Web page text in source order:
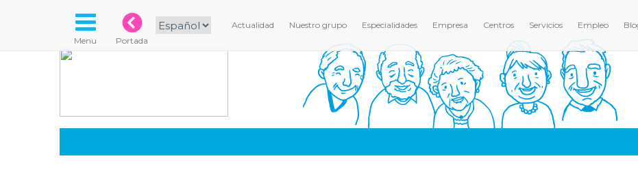
Actualidad Nuestro grupo Especialidades Empresa Centros Servicios Empleo
Menu Portada